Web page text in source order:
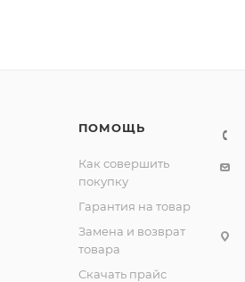
ПОМОЩЬ
Как совершить
покупку
Гарантия на товар
Замена и возврат
товара
Скачать прайс